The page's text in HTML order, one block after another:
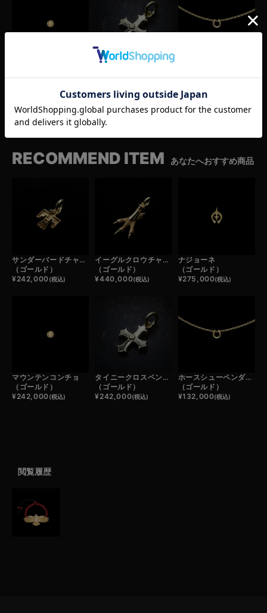
（ゴールド）
（ゴールド）
（ゴールド）
RECOMMEND ITEM あなたへおすすめ商品
サンダーバードチャーム
（ゴールド）
¥242,000(税込)
イーグルクロウチャーム
（ゴールド）
¥440,000(税込)
ナジョーネ
（ゴールド）
¥275,000(税込)
マウンテンコンチョ
（ゴールド）
¥242,000(税込)
タイニークロスペンダントトップ
（ゴールド）
¥242,000(税込)
ホースシューペンダントトップ
（ゴールド）
¥132,000(税込)
閲覧履歴